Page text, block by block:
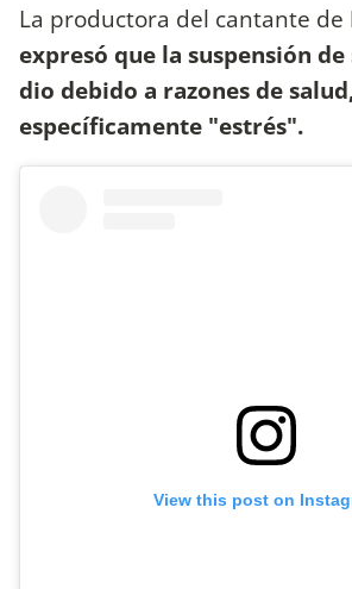
La productora del cantante de
expresó que la suspensión de
dio debido a razones de
específicamente "estrés".
View this post on